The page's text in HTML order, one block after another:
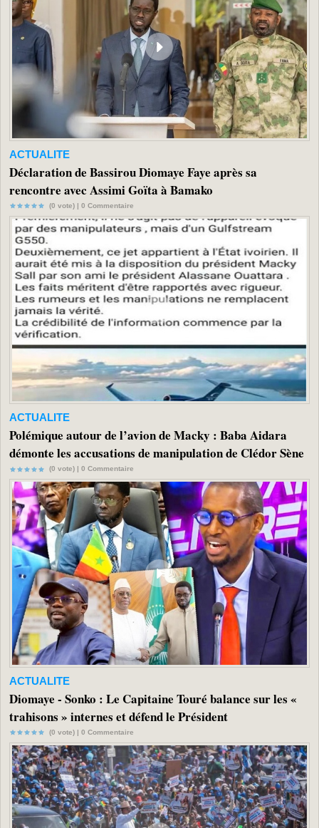
ACTUALITE
Déclaration de Bassirou Diomaye Faye après sa
rencontre avec Assimi Goïta à Bamako
(0 vote) | 0 Commentaire
ACTUALITE
Polémique autour de l’avion de Macky : Baba Aidara
démonte les accusations de manipulation de Clédor Sène
(0 vote) | 0 Commentaire
ACTUALITE
Diomaye - Sonko : Le Capitaine Touré balance sur les «
trahisons » internes et défend le Président
(0 vote) | 0 Commentaire